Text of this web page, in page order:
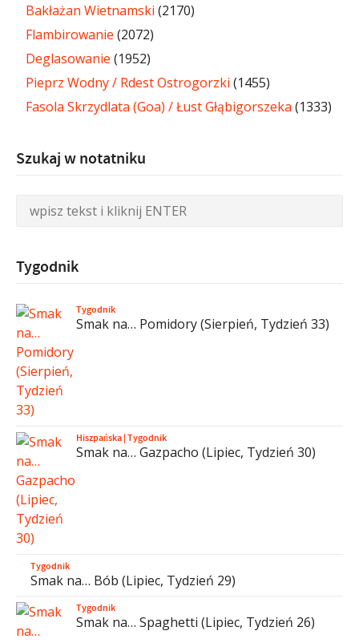
Bakłażan Wietnamski (2170)
Flambirowanie (2072)
Deglasowanie (1952)
Pieprz Wodny / Rdest Ostrogorzki (1455)
Fasola Skrzydlata (Goa) / Łust Głąbigorszeka (1333)
Szukaj w notatniku
Tygodnik
Tygodnik
Smak na… Pomidory (Sierpień, Tydzień 33)
Hiszpańska|Tygodnik
Smak na… Gazpacho (Lipiec, Tydzień 30)
Tygodnik
Smak na… Bób (Lipiec, Tydzień 29)
Tygodnik
Smak na… Spaghetti (Lipiec, Tydzień 26)